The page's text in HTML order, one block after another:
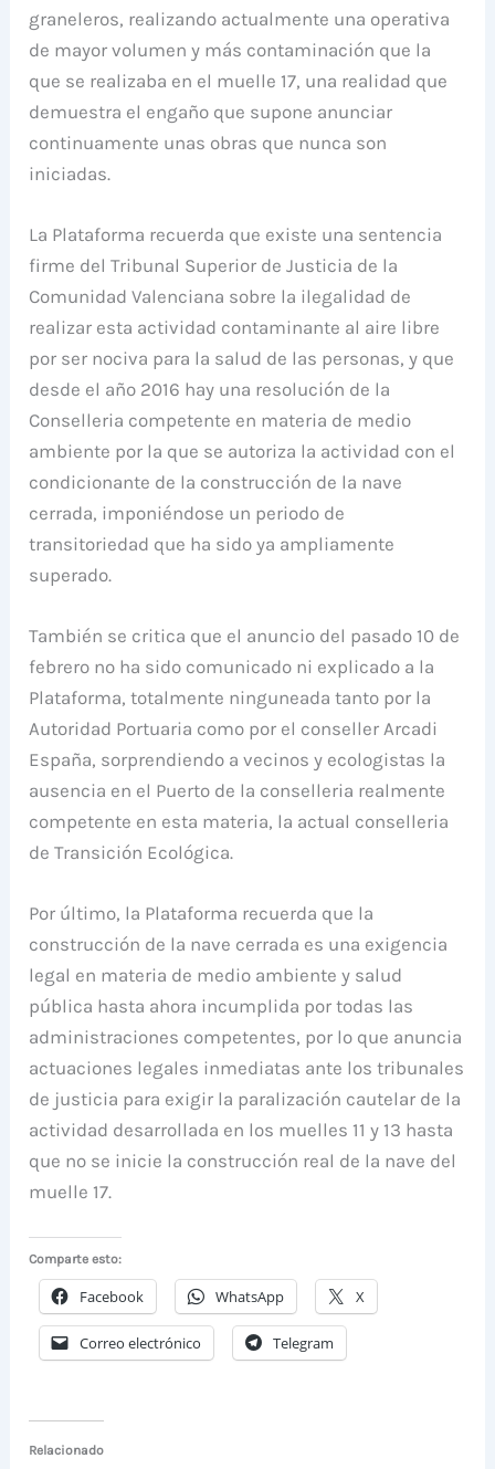
graneleros, realizando actualmente una operativa
de mayor volumen y más contaminación que la
que se realizaba en el muelle 17, una realidad que
demuestra el engaño que supone anunciar
continuamente unas obras que nunca son
iniciadas.
La Plataforma recuerda que existe una sentencia
firme del Tribunal Superior de Justicia de la
Comunidad Valenciana sobre la ilegalidad de
realizar esta actividad contaminante al aire libre
por ser nociva para la salud de las personas, y que
desde el año 2016 hay una resolución de la
Conselleria competente en materia de medio
ambiente por la que se autoriza la actividad con el
condicionante de la construcción de la nave
cerrada, imponiéndose un periodo de
transitoriedad que ha sido ya ampliamente
superado.
También se critica que el anuncio del pasado 10 de
febrero no ha sido comunicado ni explicado a la
Plataforma, totalmente ninguneada tanto por la
Autoridad Portuaria como por el conseller Arcadi
España, sorprendiendo a vecinos y ecologistas la
ausencia en el Puerto de la conselleria realmente
competente en esta materia, la actual conselleria
de Transición Ecológica.
Por último, la Plataforma recuerda que la
construcción de la nave cerrada es una exigencia
legal en materia de medio ambiente y salud
pública hasta ahora incumplida por todas las
administraciones competentes, por lo que anuncia
actuaciones legales inmediatas ante los tribunales
de justicia para exigir la paralización cautelar de la
actividad desarrollada en los muelles 11 y 13 hasta
que no se inicie la construcción real de la nave del
muelle 17.
Comparte esto:
Facebook WhatsApp X
Correo electrónico Telegram
Relacionado